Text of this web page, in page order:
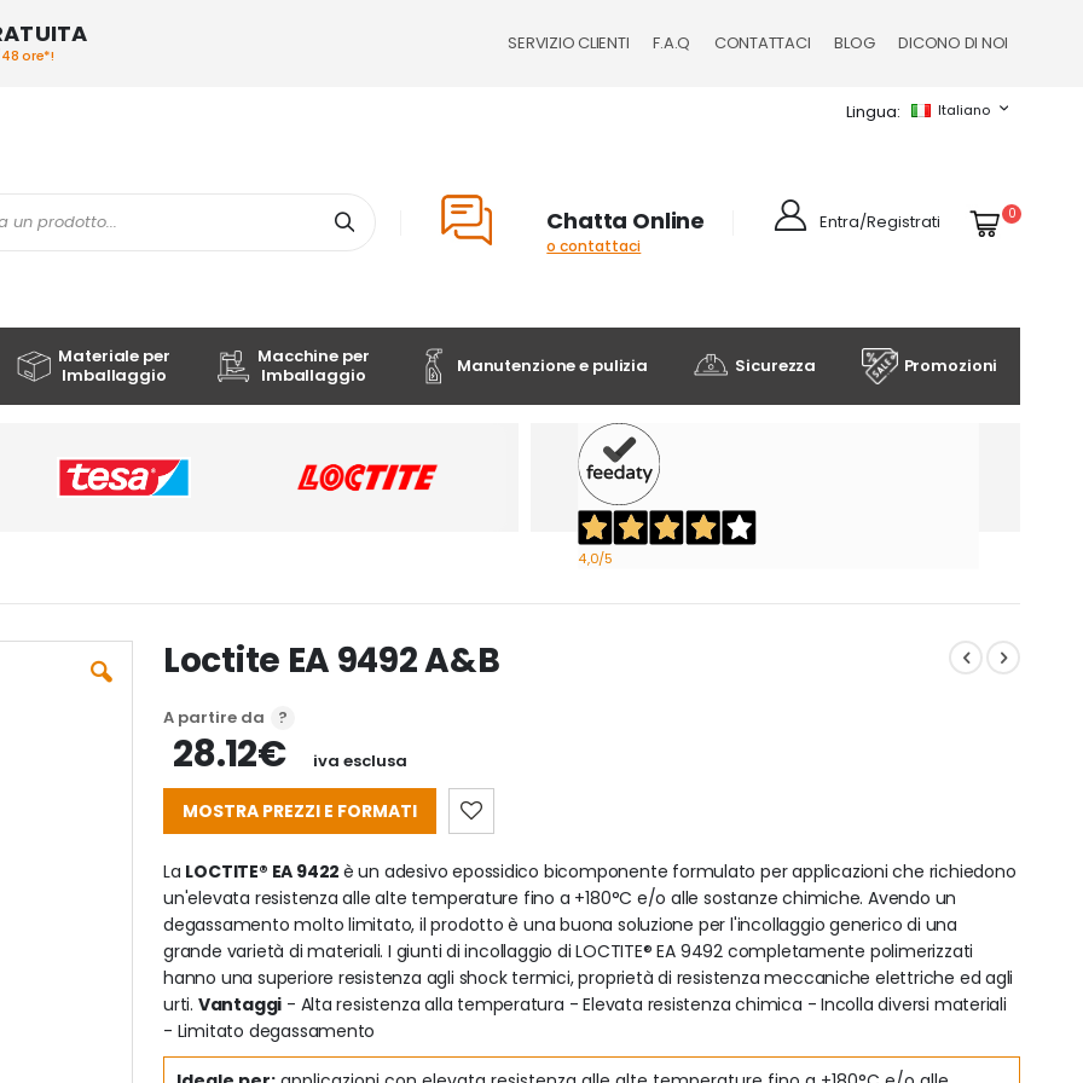
ore*!
SERVIZIO CLIENTI F.A.Q CONTATTACI BLOG DICONO DI NOI
LinguaItaliano
Chatta Online
o contattaci
Entra/Registrati Cart
0elementi
Materiale per
Imballaggio
Macchine per
Imballaggio
Manutenzione e pulizia Sicurezza Promozioni
4,0/5
Loctite EA 9492 A&B
A partire da
28.12€ iva esclusa
MOSTRA PREZZI E FORMATI
La LOCTITE® EA 9422 è un adesivo epossidico bicomponente formulato per applicazioni che richiedono
un'elevata resistenza alle alte temperature fino a +180°C e/o alle sostanze chimiche. Avendo un
degassamento molto limitato, il prodotto è una buona soluzione per l'incollaggio generico di una
grande varietà di materiali. I giunti di incollaggio di LOCTITE® EA 9492 completamente polimerizzati
hanno una superiore resistenza agli shock termici, proprietà di resistenza meccaniche elettriche ed agli
urti. Vantaggi - Alta resistenza alla temperatura - Elevata resistenza chimica - Incolla diversi materiali
- Limitato degassamento